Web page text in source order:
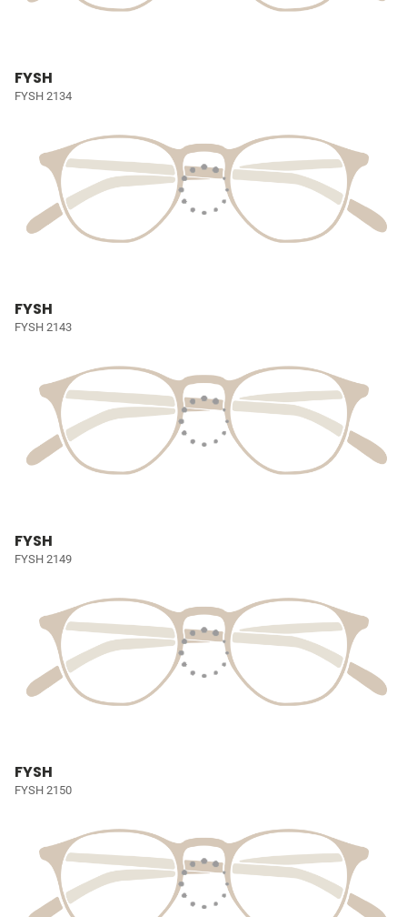
FYSH
FYSH 2134
FYSH
FYSH 2143
FYSH
FYSH 2149
FYSH
FYSH 2150